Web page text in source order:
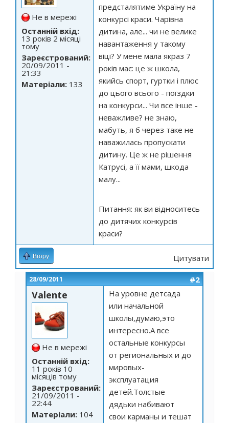
Не в мережі
Останній вхід:
13 років 2 місяці
тому
Зареєстрований:
20/09/2011 -
21:33
Матеріали: 133
предсталятиме Україну на
конкурсі краси. Чарівна
дитина, але... чи не велике
навантаження у такому
віці? У мене мала якраз 7
років має: це ж школа,
якийсь спорт, гуртки і плюс
до цього всього - поїздки
на конкурси... Чи все інше -
неважливе? не знаю,
мабуть, я б через таке не
наважилась пропускати
дитину. Це ж не рішення
Катрусі, а її мами, шкода
малу...
Питання: як ви відноситесь
до дитячих конкурсів
краси?
Вгору Цитувати
28/09/2011 #2
Valente
Не в мережі
Останній вхід:
11 років 10
місяців тому
Зареєстрований:
21/09/2011 -
22:44
Матеріали: 104
На уровне детсада
или начальной
школы,думаю,это
интересно.А все
остальные конкурсы
от региональных и до
мировых-
эксплуатация
детей.Толстые
дядьки набивают
свои карманы и тешат